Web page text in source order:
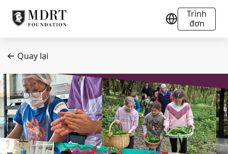
Trình
đơn
Quay lại